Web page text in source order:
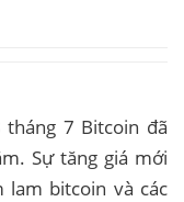
7 Bitcoin đã
Sự tăng giá mới
lam bitcoin và các